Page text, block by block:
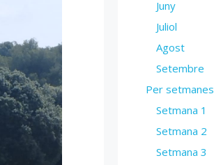
Juny
Juliol
Agost
Setembre
Per setmanes
Setmana 1
Setmana 2
Setmana 3